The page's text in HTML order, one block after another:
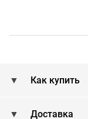
Как купить
Доставка